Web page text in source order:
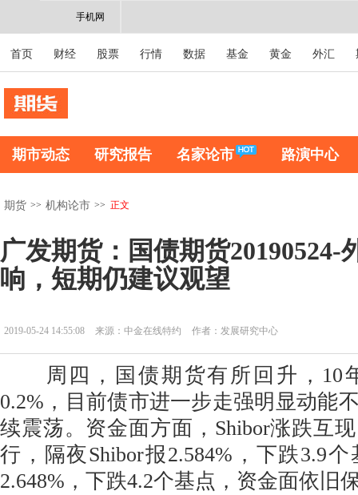
手机网
首页 财经 股票 行情 数据 基金 黄金 外汇
期市动态 研究报告 名家论市 路演中心
期货 >> 机构论市 >> 正文
广发期货：国债期货20190524-
响，短期仍建议观望
2019-05-24 14:55:08 来源：中金在线特约 作者：发展研究中心
周四，国债期货有所回升，10
0.2%，目前债市进一步走强明显动能
续震荡。资金面方面，Shibor涨跌互
行，隔夜Shibor报2.584%，下跌3.9
2.648%，下跌4.2个基点，资金面依旧